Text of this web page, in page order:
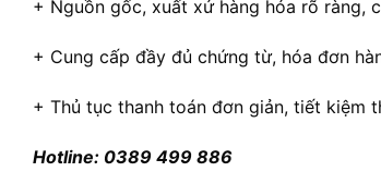
+ Nguồn gốc, xuất xứ hàng hóa rõ ràng,
+ Cung cấp đầy đủ chứng từ, hóa đơn
+ Thủ tục thanh toán đơn giản, tiết kiệm
Hotline: 0389 499 886